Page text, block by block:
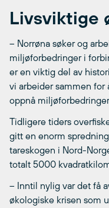
Livsviktige
– Norrøna søker og
miljøforbedringer i
er en viktig del av
vi arbeider sammen for
oppnå
Tidligere tiders
gitt en enorm
tareskogen i Nord-
totalt 5000
– Inntil nylig var det få
økologiske krisen som